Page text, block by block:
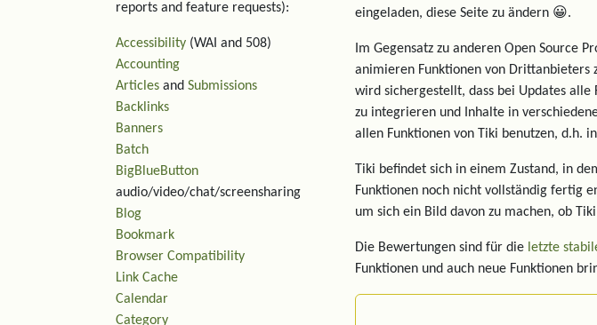
eingeladen, diese Seite zu ändern 😀.
Im Gegensatz zu anderen Open Source
animieren Funktionen von Drittanbieters
wird sichergestellt, dass bei Updates
zu integrieren und Inhalte in
allen Funktionen von Tiki benutzen, d.h.
Tiki befindet sich in einem Zustand, in
Funktionen noch nicht vollständig fertig
um sich ein Bild davon zu machen, ob
Die Bewertungen sind für die letzte
Funktionen und auch neue Funktionen
reports and feature requests):
Accessibility (WAI and 508)
Accounting
Articles and Submissions
Backlinks
Banners
Batch
BigBlueButton
audio/video/chat/screensharing
Blog
Bookmark
Browser Compatibility
Link Cache
Calendar
Category